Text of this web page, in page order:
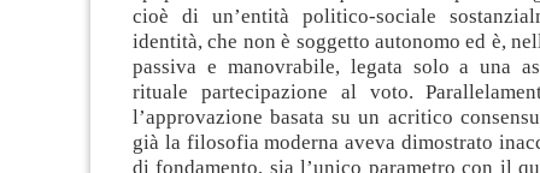
cioè di un’entità politico-sociale
identità, che non è soggetto autonomo ed è,
passiva e manovrabile, legata solo a una
rituale partecipazione al voto.
l’approvazione basata su un acritico
già la filosofia moderna aveva dimostrato
di fondamento, sia l’unico parametro con il